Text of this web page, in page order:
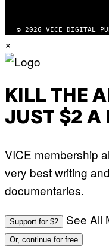
© 2026 VICE DIGITAL
×
KILL THE
JUST $2 A
VICE membership
very best writing
documentaries.
Support for $2 See All
Or, continue for free